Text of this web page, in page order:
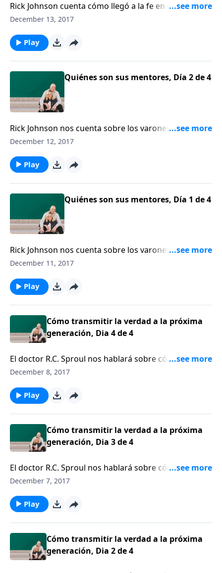
Rick Johnson cuenta cómo llegó a la fe en Cristo
durante sus años de paternidad. Johnson explica
una vez que entendió el significado de la gracia y el
perdón.
December 13, 2017
Play
Quiénes son sus mentores, Día 2 de 4
Rick Johnson nos cuenta sobre los varones que le
ayudaron a formar su propio estilo para criar a sus
mentor o que se conviertan en el mentor de otro
varón.
December 12, 2017
Play
Quiénes son sus mentores, Día 1 de 4
Rick Johnson nos cuenta sobre los varones que le
ayudaron a formar su propio estilo para criar a sus
mentor o que se conviertan en el mentor de otro
varón.
December 11, 2017
Play
Cómo transmitir la verdad a la próxima
generación, Dia 4 de 4
El doctor R.C. Sproul nos hablará sobre cómo una
generación puede transmitirle la verdad bíblica a la
December 8, 2017
Play
Cómo transmitir la verdad a la próxima
generación, Dia 3 de 4
El doctor R.C. Sproul nos hablará sobre cómo una
generación puede transmitirle la verdad bíblica a la
December 7, 2017
Play
Cómo transmitir la verdad a la próxima
generación, Dia 2 de 4